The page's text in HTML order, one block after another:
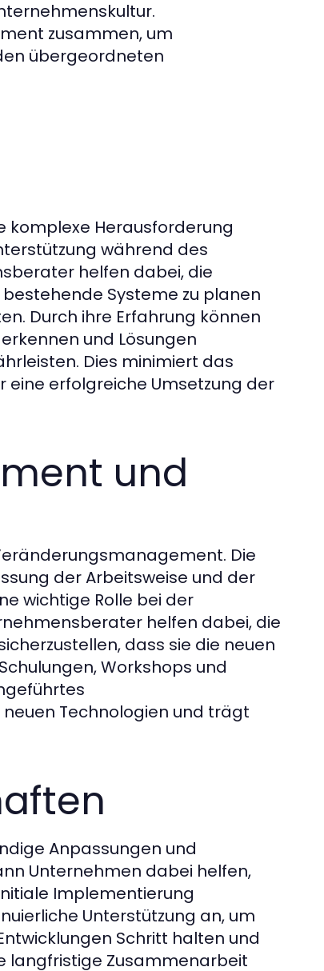
zusammen, um
übergeordneten
komplexe Herausforderung
während des
helfen dabei, die
Systeme zu planen
Durch ihre Erfahrung können
und Lösungen
Dies minimiert das
eine erfolgreiche Umsetzung der
und
Die
der Arbeitsweise und der
wichtige Rolle bei der
helfen dabei, die
dass sie die neuen
Workshops und
Technologien und trägt
Anpassungen und
Unternehmen dabei helfen,
Implementierung
Unterstützung an, um
Schritt halten und
langfristige Zusammenarbeit